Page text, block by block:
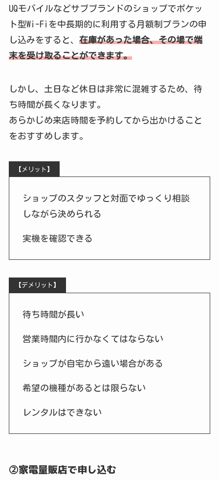
UQモバイルなどサブブランドのショップでポケッ
ト型Wi-Fiを中長期的に利用する月額制プランの申
し込みをすると、 在庫があった場合、その場で端
末を受け取ることができます。
しかし、土日など休日は非常に混雑するため、待
ち時間が長くなります。
あらかじめ来店時間を予約してから出かけること
をおすすめします。
【メリット】
ショップのスタッフと対面でゆっくり相談
しながら決められる
実機を確認できる
【デメリット】
待ち時間が長い
営業時間内に行かなくてはならない
ショップが自宅から遠い場合がある
希望の機種があるとは限らない
レンタルはできない
②家電量販店で申し込む